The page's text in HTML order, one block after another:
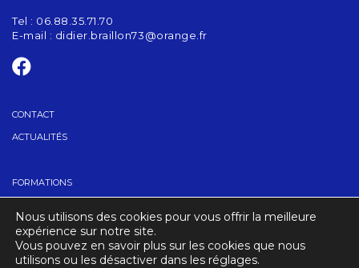
Tel : 06.88.35.71.70
E-mail : didier.braillon73@orange.fr
CONTACT
ACTUALITÉS
FORMATIONS
TROUVER UN CLUB
Nous utilisons des cookies pour vous offrir la meilleure
expérience sur notre site.
Vous pouvez en savoir plus sur les cookies que nous
utilisons ou les désactiver dans les réglages.